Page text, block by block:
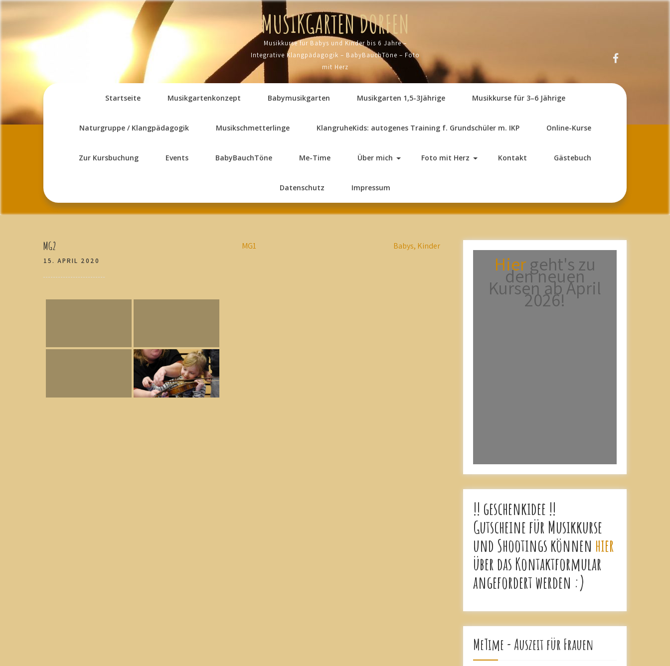
MUSIKGARTEN DORFEN
Musikkurse für Babys und Kinder bis 6 Jahre –
Integrative Klangpädagogik – BabyBauchTöne – Foto
mit Herz
Startseite Musikgartenkonzept Babymusikgarten Musikgarten 1,5-3Jährige Musikkurse für 3–6 Jährige
Naturgruppe / Klangpädagogik Musikschmetterlinge KlangruheKids: autogenes Training f. Grundschüler m. IKP Online-Kurse
Zur Kursbuchung Events BabyBauchTöne Me-Time Über mich Foto mit Herz Kontakt Gästebuch
Datenschutz Impressum
MG2
15. APRIL 2020
Beitragsnavigation MG1 Babys, Kinder
Hiergeht's zu
den neuen
Kursen ab April
2026!
!! geschenkidee !!
Gutscheine für Musikkurse
und Shootings können hier
über das Kontaktformular
angefordert werden :)
MeTime - Auszeit für Frauen